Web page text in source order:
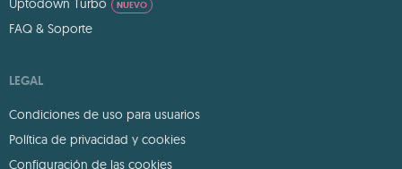
Uptodown Turbo
NUEVO
FAQ & Soporte
LEGAL
Condiciones de uso para usuarios
Política de privacidad y cookies
Configuración de las cookies